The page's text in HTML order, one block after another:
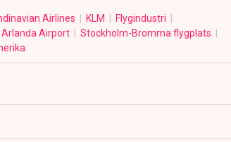
Airlines KLM
Flygindustri
Airport
Stockholm-Bromma flygplats